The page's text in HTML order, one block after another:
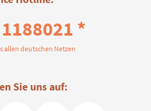
*
allen deutschen Netzen
Sie uns auf: